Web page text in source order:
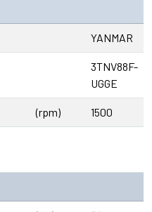
YANMAR
3TNV88F-
UGGE
(rpm) 1500